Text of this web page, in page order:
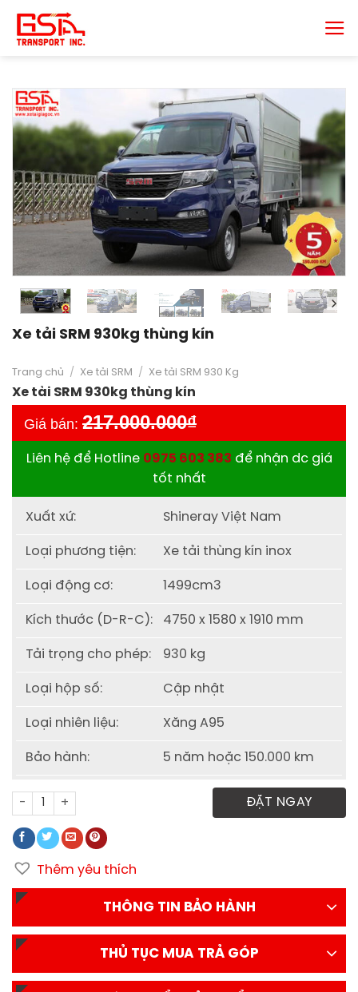
đến
nội
Xe tải SRM 930kg thùng kín
Trang chủ / Xe tải SRM / Xe tải SRM 930 Kg
Xe tải SRM 930kg thùng kín
Giá bán: 217.000.000₫
Liên hệ để Hotline 0975 603 383 để nhận dc giá
tốt nhất
Xuất xứ: Shineray Việt Nam
Loại phương tiện: Xe tải thùng kín inox
Loại động cơ: 1499cm3
Kích thước (D-R-C): 4750 x 1580 x 1910 mm
Tải trọng cho phép: 930 kg
Loại hộp số: Cập nhật
Loại nhiên liệu: Xăng A95
Bảo hành: 5 năm hoặc 150.000 km
Xe tải SRM 930kg thùng kín số lượng ĐẶT NGAY
Thêm yêu thích
THÔNG TIN BẢO HÀNH
THỦ TỤC MUA TRẢ GÓP